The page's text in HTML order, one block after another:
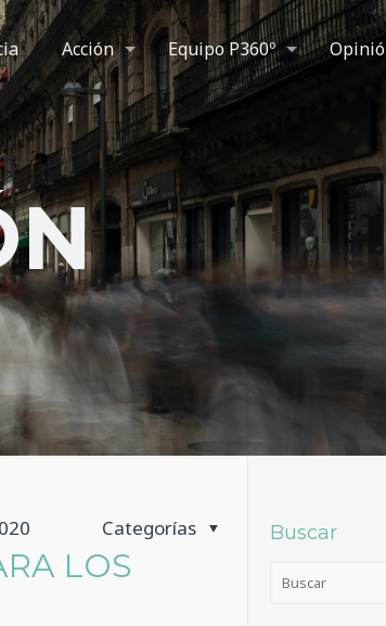
Acción Equipo P360º
Categorías
LOS
Buscar